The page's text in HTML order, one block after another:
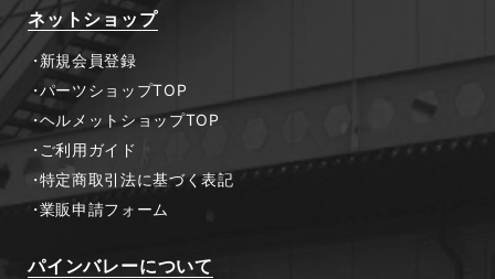
ネットショップ
新規会員登録
パーツショップTOP
ヘルメットショップTOP
ご利用ガイド
特定商取引法に基づく表記
業販申請フォーム
パインバレーについて